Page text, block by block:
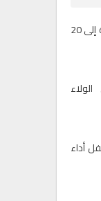
ارتفاع حصيلة ضحايا محاولة اقتحام سبتة إلى 20
أداء